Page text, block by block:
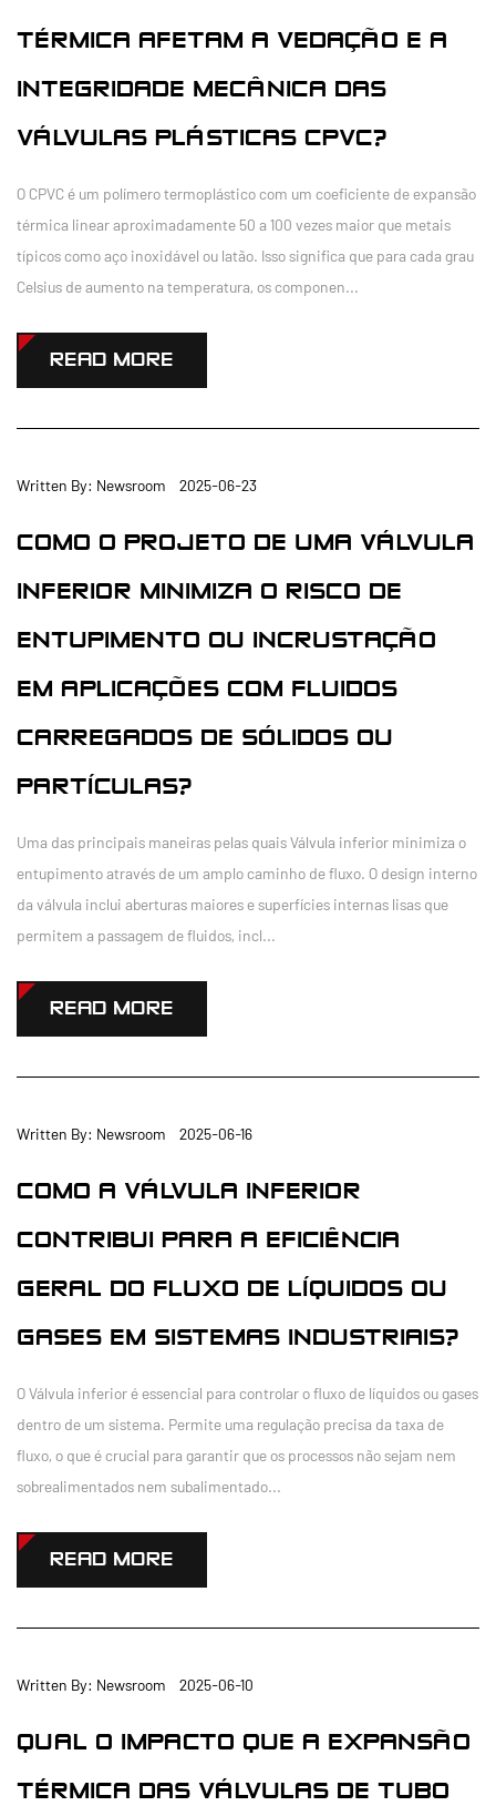
TÉRMICA AFETAM A VEDAÇÃO E A
INTEGRIDADE MECÂNICA DAS
VÁLVULAS PLÁSTICAS CPVC?
O CPVC é um polímero termoplástico com um coeficiente de expansão
térmica linear aproximadamente 50 a 100 vezes maior que metais
típicos como aço inoxidável ou latão. Isso significa que para cada grau
Celsius de aumento na temperatura, os componen...
READ MORE
Written By: Newsroom 2025-06-23
COMO O PROJETO DE UMA VÁLVULA
INFERIOR MINIMIZA O RISCO DE
ENTUPIMENTO OU INCRUSTAÇÃO
EM APLICAÇÕES COM FLUIDOS
CARREGADOS DE SÓLIDOS OU
PARTÍCULAS?
Uma das principais maneiras pelas quais Válvula inferior minimiza o
entupimento através de um amplo caminho de fluxo. O design interno
da válvula inclui aberturas maiores e superfícies internas lisas que
permitem a passagem de fluidos, incl...
READ MORE
Written By: Newsroom 2025-06-16
COMO A VÁLVULA INFERIOR
CONTRIBUI PARA A EFICIÊNCIA
GERAL DO FLUXO DE LÍQUIDOS OU
GASES EM SISTEMAS INDUSTRIAIS?
O Válvula inferior é essencial para controlar o fluxo de líquidos ou gases
dentro de um sistema. Permite uma regulação precisa da taxa de
fluxo, o que é crucial para garantir que os processos não sejam nem
sobrealimentados nem subalimentado...
READ MORE
Written By: Newsroom 2025-06-10
QUAL O IMPACTO QUE A EXPANSÃO
TÉRMICA DAS VÁLVULAS DE TUBO